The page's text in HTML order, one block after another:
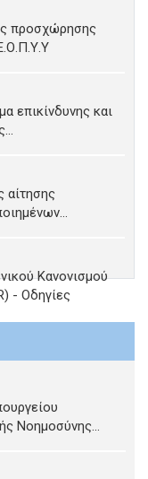
προσχώρησης
επικίνδυνης και
αίτησης
Κανονισμού
- Οδηγίες
Νοημοσύνης...